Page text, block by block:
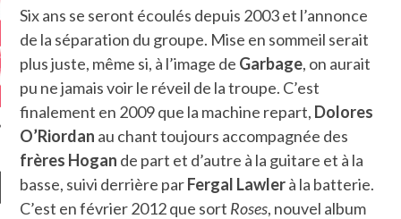
Six ans se seront écoulés depuis 2003 et l’annonce
de la séparation du groupe. Mise en sommeil serait
plus juste, même si, à l’image de Garbage, on aurait
pu ne jamais voir le réveil de la troupe. C’est
finalement en 2009 que la machine repart, Dolores
O’Riordan au chant toujours accompagnée des
frères Hogan de part et d’autre à la guitare et à la
basse, suivi derrière parFergal Lawlerà la batterie.
C’est en février 2012 que sort Roses, nouvel album